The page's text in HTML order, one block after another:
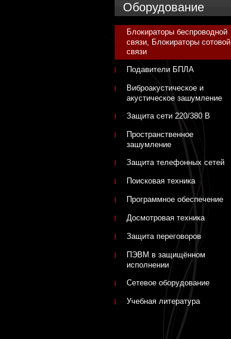
Оборудование
Блокираторы беспроводной
связи, Блокираторы сотовой
связи
Подавители БПЛА
Виброакустическое и
акустическое зашумление
Защита сети 220/380 В
Пространственное
зашумление
Защита телефонных сетей
Поисковая техника
Программное обеспечение
Досмотровая техника
Защита переговоров
ПЭВМ в защищённом
исполнении
Сетевое оборудование
Учебная литература